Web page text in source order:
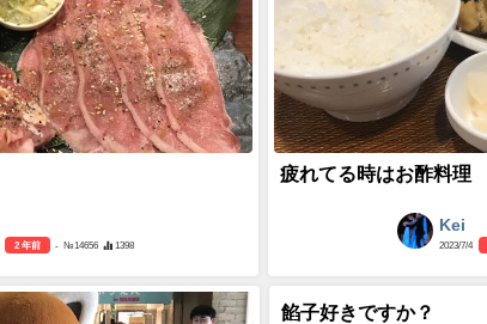
2 年前 - №14656 1398
疲れてる時はお酢料理
Kei
2023/7/4
餡子好きですか？